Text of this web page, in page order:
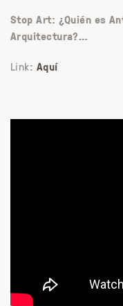
Stop Art: ¿Quién es
Arquitectura?…
Link: Aquí